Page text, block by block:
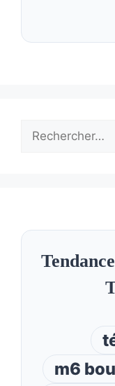
Rechercher :
m6